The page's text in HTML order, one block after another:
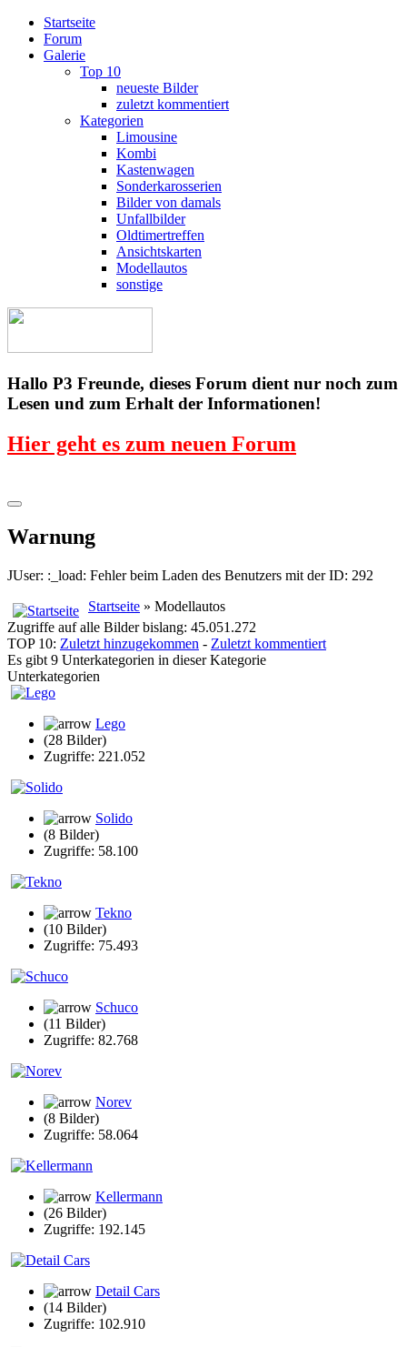
Startseite
Forum
Galerie
Top 10
neueste Bilder
zuletzt kommentiert
Kategorien
Limousine
Kombi
Kastenwagen
Sonderkarosserien
Bilder von damals
Unfallbilder
Oldtimertreffen
Ansichtskarten
Modellautos
sonstige
Hallo P3 Freunde, dieses Forum dient nur noch zum
Lesen und zum Erhalt der Informationen!
Hier geht es zum neuen Forum
Warnung
JUser: :_load: Fehler beim Laden des Benutzers mit der ID: 292
Startseite » Modellautos
Zugriffe auf alle Bilder bislang: 45.051.272
TOP 10: Zuletzt hinzugekommen - Zuletzt kommentiert
Es gibt 9 Unterkategorien in dieser Kategorie
Unterkategorien
Lego
(28 Bilder)
Zugriffe: 221.052
Solido
(8 Bilder)
Zugriffe: 58.100
Tekno
(10 Bilder)
Zugriffe: 75.493
Schuco
(11 Bilder)
Zugriffe: 82.768
Norev
(8 Bilder)
Zugriffe: 58.064
Kellermann
(26 Bilder)
Zugriffe: 192.145
Detail Cars
(14 Bilder)
Zugriffe: 102.910